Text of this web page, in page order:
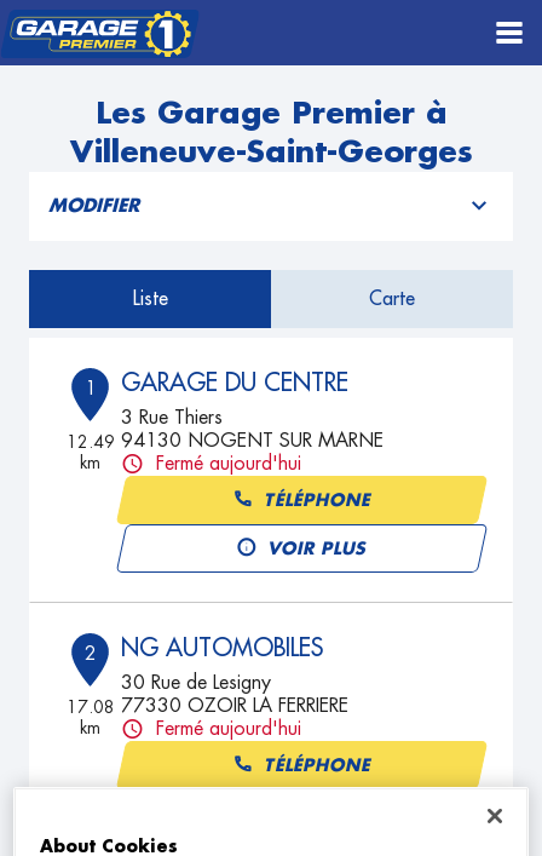
Les Garage Premier à
Villeneuve-Saint-Georges
MODIFIER
Liste Carte
1
12.49
km
GARAGE DU CENTRE
3 Rue Thiers
94130 NOGENT SUR MARNE
Fermé aujourd'hui
TÉLÉPHONE
VOIR PLUS
2
17.08
km
NG AUTOMOBILES
30 Rue de Lesigny
77330 OZOIR LA FERRIERE
Fermé aujourd'hui
TÉLÉPHONE
About Cookies